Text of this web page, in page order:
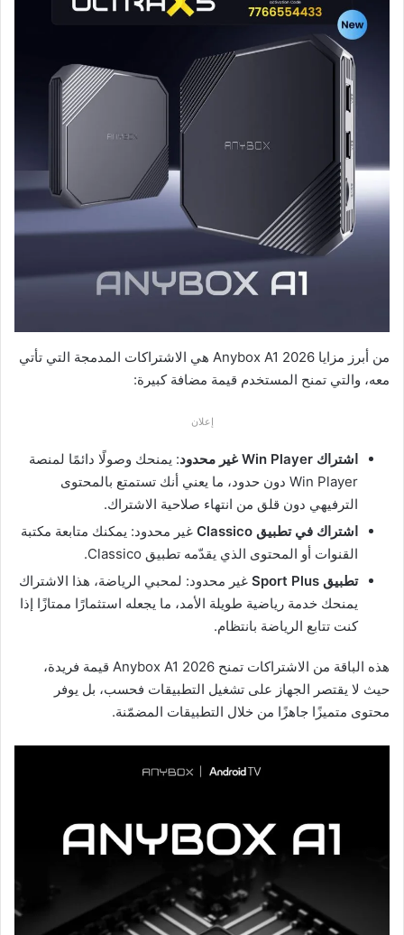
من أبرز مزايا Anybox A1 2026 هي الاشتراكات المدمجة التي تأتي
معه، والتي تمنح المستخدم قيمة مضافة كبيرة:
إعلان
اشتراك Win Player غير محدود
: يمنحك وصولًا دائمًا لمنصة
Win Player دون حدود، ما يعني أنك تستمتع بالمحتوى
الترفيهي دون قلق من انتهاء صلاحية الاشتراك.
اشتراك في تطبيق Classico
غير محدود: يمكنك متابعة مكتبة
القنوات أو المحتوى الذي يقدّمه تطبيق Classico.
تطبيق Sport Plus
غير محدود: لمحبي الرياضة، هذا الاشتراك
يمنحك خدمة رياضية طويلة الأمد، ما يجعله استثمارًا ممتازًا إذا
كنت تتابع الرياضة بانتظام.
هذه الباقة من الاشتراكات تمنح Anybox A1 2026 قيمة فريدة،
حيث لا يقتصر الجهاز على تشغيل التطبيقات فحسب، بل يوفر
محتوى متميزًا جاهزًا من خلال التطبيقات المضمّنة.